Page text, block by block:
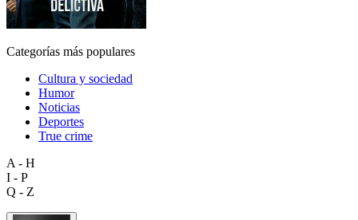
Categorías más populares
Cultura y sociedad
Humor
Noticias
Deportes
True crime
A - H
I - P
Q - Z